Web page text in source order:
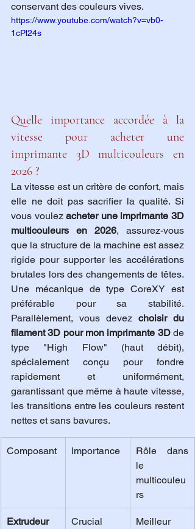
conservant des couleurs vives.
https://www.youtube.com/watch?v=vb0-
1cPl24s
Quelle importance accordée à la
vitesse pour acheter une
imprimante 3D multicouleurs en
2026 ?
La vitesse est un critère de confort, mais
elle ne doit pas sacrifier la qualité. Si
vous voulez acheter une imprimante 3D
multicouleurs en 2026, assurez-vous
que la structure de la machine est assez
rigide pour supporter les accélérations
brutales lors des changements de têtes.
Une mécanique de type CoreXY est
préférable pour sa stabilité.
Parallèlement, vous devez choisir du
filament 3D pour mon imprimante 3D de
type "High Flow" (haut débit),
spécialement conçu pour fondre
rapidement et uniformément,
garantissant que même à haute vitesse,
les transitions entre les couleurs restent
nettes et sans bavures.
Composant Importance
Rôle dans
le
multicouleu
rs
Extrudeur
Crucial
Meilleur